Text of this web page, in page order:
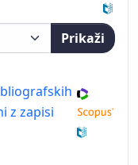
Prikaži
z zapisi